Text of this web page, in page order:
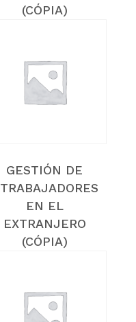
(CÓPIA)
(CÓPIA)
(CÓPIA)
(CÓPIA)
(CÓPIA)
(CÓPIA)
GESTIÓN DE
TRABAJADORES
EN EL
EXTRANJERO
(CÓPIA)
(CÓPIA)
(CÓPIA)